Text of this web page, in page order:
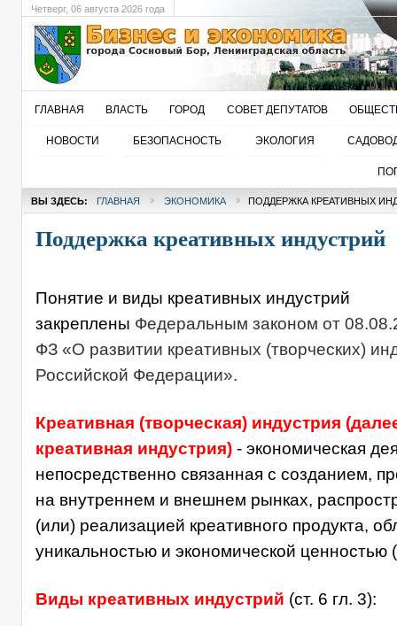
Четверг, 06 августа 2026 года
ГЛАВНАЯ ВЛАСТЬ ГОРОД СОВЕТ ДЕПУТАТОВ
НОВОСТИ БЕЗОПАСНОСТЬ ЭКОЛОГИЯ
ВЫ ЗДЕСЬ: ГЛАВНАЯ ЭКОНОМИКА ПОДДЕРЖКА КРЕАТИВНЫХ
Поддержка креативных индустрий
Понятие и виды креативных индустрий
закреплены Федеральным законом от
ФЗ «О развитии креативных (творческих)
Российской Федерации».
Креативная (творческая) индустрия
креативная индустрия)- экономическая
непосредственно связанная с созданием,
на внутреннем и внешнем рынках,
(или) реализацией креативного продукта,
уникальностью и экономической ценностью
Виды креативных индустрий (ст. 6 гл. 3):